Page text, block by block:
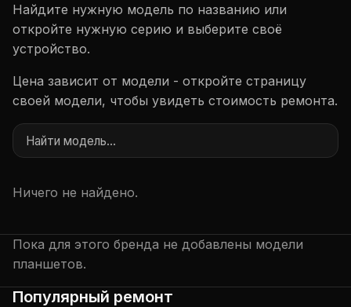
Найдите нужную модель по названию или
откройте нужную серию и выберите своё
устройство.
Цена зависит от модели - откройте страницу
своей модели, чтобы увидеть стоимость ремонта.
Ничего не найдено.
Пока для этого бренда не добавлены модели
планшетов.
Популярный ремонт